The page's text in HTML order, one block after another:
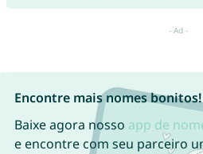
Encontre mais nomes bonitos!
Baixe agora nosso app de
e encontre com seu parceiro